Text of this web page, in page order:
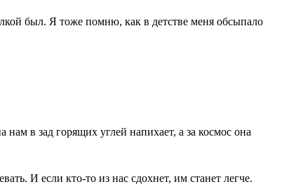
был. Я тоже помню, как в детстве меня обсыпало
в зад горящих углей напихает, а за космос она
И если кто-то из нас сдохнет, им станет легче.